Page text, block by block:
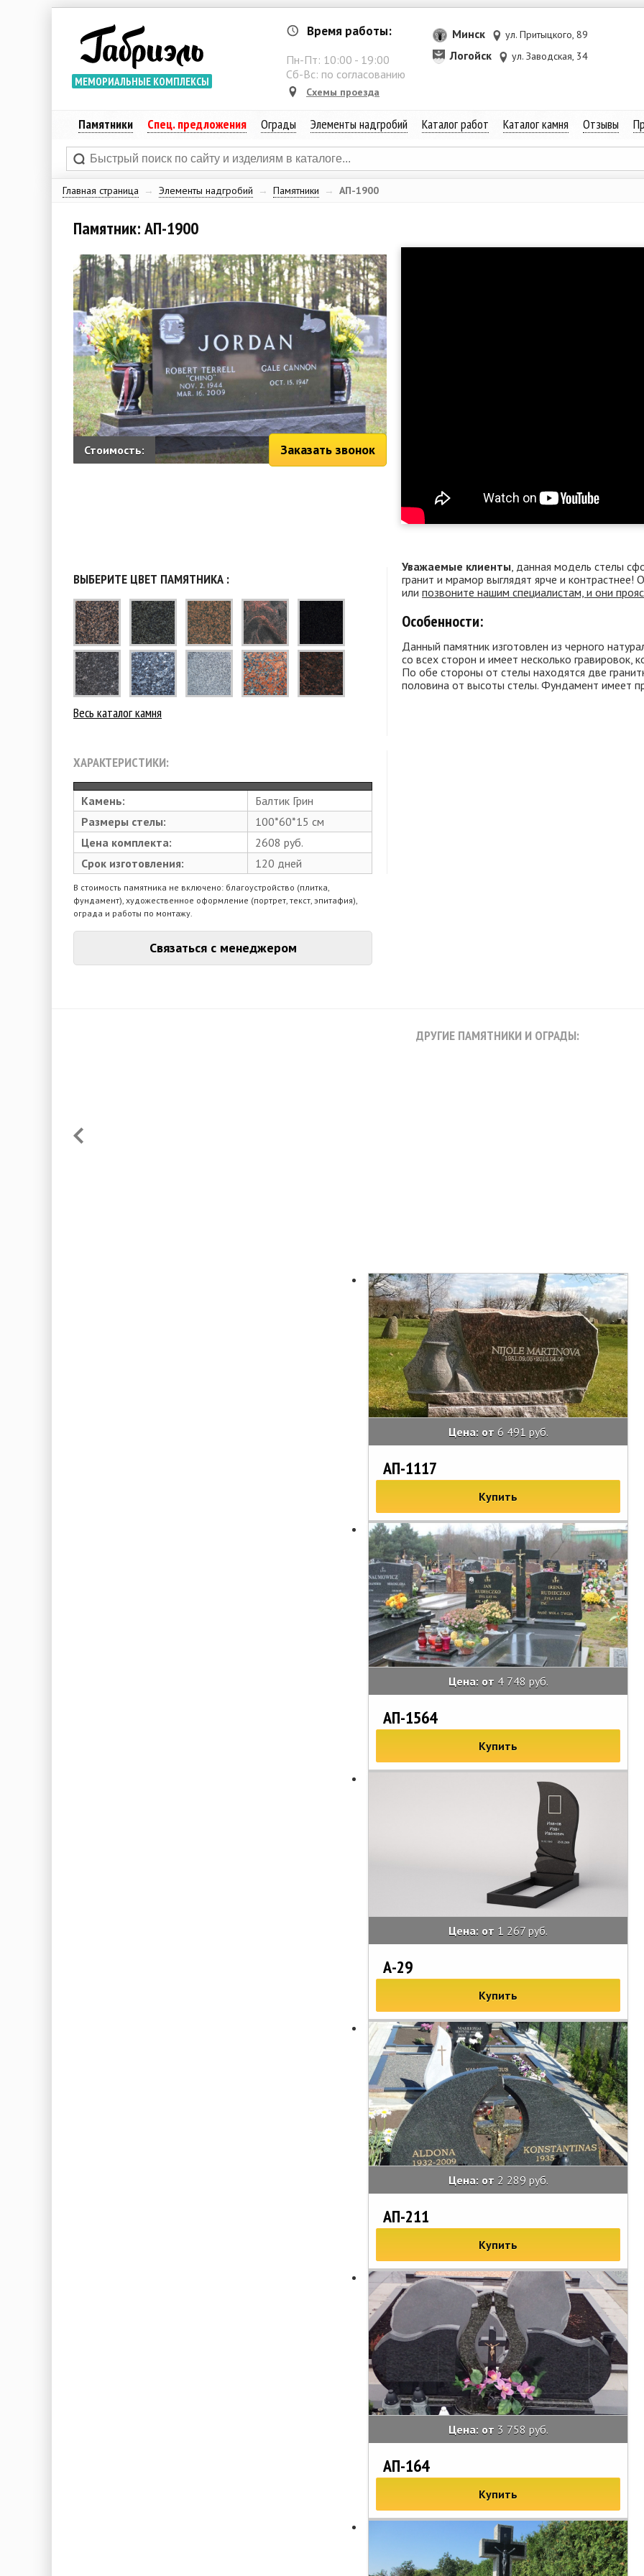
МЕМОРИАЛЬНЫЕ КОМПЛЕКСЫ
Время работы:
Пн-Пт: 10:00 - 19:00
Сб-Вс: по согласованию
Схемы проезда
Минск ул. Притыцкого, 89
Логойск ул. Заводская, 34
Памятники Спец. предложения Ограды Элементы надгробий Каталог работ Каталог камня Отзывы
Главная страница → Элементы надгробий → Памятники → АП-1900
Памятник: АП-1900
Стоимость: Заказать звонок
ВЫБЕРИТЕ ЦВЕТ ПАМЯТНИКА :
Весь каталог камня
ХАРАКТЕРИСТИКИ:
Камень:
Балтик Грин
Размеры стелы:
100*60*15 см
Цена комплекта:
2608 руб.
Срок изготовления:
120 дней
В стоимость памятника не включено: благоустройство (плитка,
фундамент), художественное оформление (портрет, текст, эпитафия),
ограда и работы по монтажу.
Связаться с менеджером
Уважаемые клиенты , данная модель стелы
гранит и мрамор выглядят ярче и контрастнее!
или позвоните нашим специалистам, и они
Особенности:
Данный памятник изготовлен из черного
со всех сторон и имеет несколько
По обе стороны от стелы находятся две
половина от высоты стелы. Фундамент имеет
ДРУГИЕ ПАМЯТНИКИ И ОГРАДЫ:
Цена: от 6 491 руб.
АП-1117
Купить
Цена: от 4 748 руб.
АП-1564
Купить
Цена: от 1 267 руб.
А-29
Купить
Цена: от 2 289 руб.
АП-211
Купить
Цена: от 3 758 руб.
АП-164
Купить